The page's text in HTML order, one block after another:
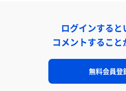
ログインすると
コメントすること
無料会員登